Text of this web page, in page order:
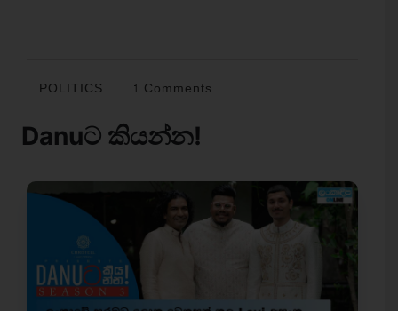
POLITICS 1 Comments